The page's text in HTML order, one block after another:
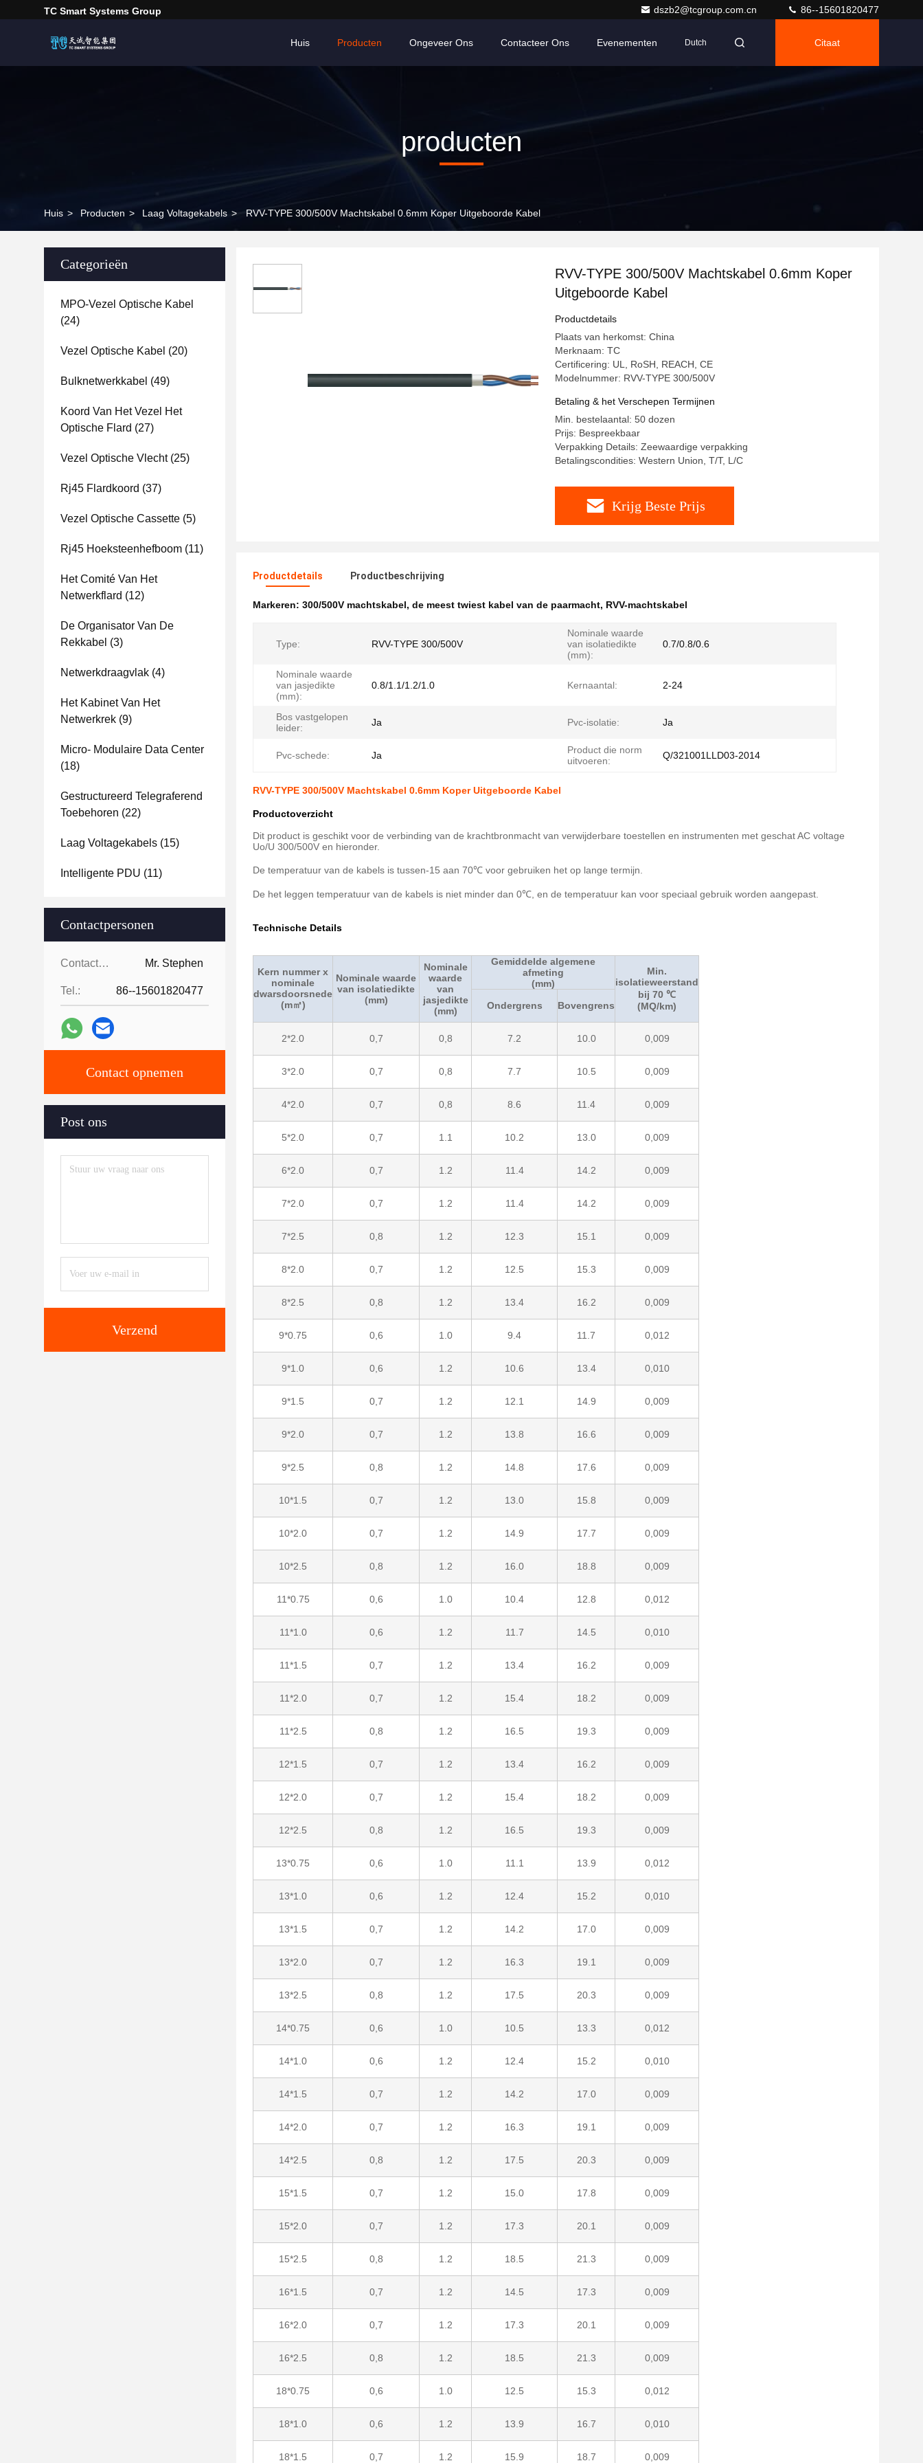
TC Smart Systems Group dszb2@tcgroup.com.cn 86--15601820477
Huis Producten Ongeveer Ons Contacteer Ons Evenementen Dutch Citaat
producten
Huis > Producten > Laag Voltagekabels > RVV-TYPE 300/500V Machtskabel 0.6mm Koper Uitgeboorde Kabel
Categorieën
MPO-Vezel Optische Kabel
(24)
Vezel Optische Kabel (20)
Bulknetwerkkabel (49)
Koord Van Het Vezel Het
Optische Flard (27)
Vezel Optische Vlecht(25)
Rj45 Flardkoord (37)
Vezel Optische Cassette (5)
Rj45 Hoeksteenhefboom (11)
Het Comité Van Het
Netwerkflard (12)
De Organisator Van De
Rekkabel (3)
Netwerkdraagvlak (4)
Het Kabinet Van Het
Netwerkrek (9)
Micro- Modulaire Data Center
(18)
Gestructureerd Telegraferend
Toebehoren (22)
Laag Voltagekabels (15)
Intelligente PDU (11)
Contactpersonen
Contactpersonen: Mr. Stephen
Tel.: 86--15601820477
Contact opnemen
Post ons
Verzend
RVV-TYPE 300/500V Machtskabel 0.6mm Koper
Uitgeboorde Kabel
Productdetails
Plaats van herkomst: China
Merknaam: TC
Certificering: UL, RoSH, REACH, CE
Modelnummer: RVV-TYPE 300/500V
Betaling & het Verschepen Termijnen
Min. bestelaantal: 50 dozen
Prijs: Bespreekbaar
Verpakking Details: Zeewaardige verpakking
Betalingscondities: Western Union, T/T, L/C
Krijg Beste Prijs
Productdetails Productbeschrijving
Markeren: 300/500V machtskabel, de meest twiest kabel van de paarmacht, RVV-machtskabel
Type: RVV-TYPE 300/500V
Nominale waarde
van isolatiedikte
(mm):
0.7/0.8/0.6
Nominale waarde
van jasjedikte
(mm):
0.8/1.1/1.2/1.0 Kernaantal: 2-24
Bos vastgelopen
leider:
Ja Pvc-isolatie: Ja
Pvc-schede: Ja
Product die norm
uitvoeren:
Q/321001LLD03-2014
RVV-TYPE 300/500V Machtskabel 0.6mm Koper Uitgeboorde Kabel
Productoverzicht
Dit product is geschikt voor de verbinding van de krachtbronmacht van verwijderbare toestellen en instrumenten met geschat AC voltage
Uo/U 300/500V en hieronder.
De temperatuur van de kabels is tussen-15 aan 70℃ voor gebruiken het op lange termijn.
De het leggen temperatuur van de kabels is niet minder dan 0℃, en de temperatuur kan voor speciaal gebruik worden aangepast.
Technische Details
Kern nummer x
nominale
dwarsdoorsnede
(m㎡)
Nominale waarde
van isolatiedikte
(mm)
Nominale
waarde
van
jasjedikte
(mm)
Gemiddelde algemene
afmeting
(mm)
Min.
isolatieweerstand
bij 70 ℃
(MQ/km)
Ondergrens Bovengrens
2*2.0 0,7 0,8 7.2 10.0 0,009
3*2.0 0,7 0,8 7.7 10.5 0,009
4*2.0 0,7 0,8 8.6 11.4 0,009
5*2.0 0,7 1.1 10.2 13.0 0,009
6*2.0 0,7 1.2 11.4 14.2 0,009
7*2.0 0,7 1.2 11.4 14.2 0,009
7*2.5 0,8 1.2 12.3 15.1 0,009
8*2.0 0,7 1.2 12.5 15.3 0,009
8*2.5 0,8 1.2 13.4 16.2 0,009
9*0.75 0,6 1.0 9.4 11.7 0,012
9*1.0 0,6 1.2 10.6 13.4 0,010
9*1.5 0,7 1.2 12.1 14.9 0,009
9*2.0 0,7 1.2 13.8 16.6 0,009
9*2.5 0,8 1.2 14.8 17.6 0,009
10*1.5 0,7 1.2 13.0 15.8 0,009
10*2.0 0,7 1.2 14.9 17.7 0,009
10*2.5 0,8 1.2 16.0 18.8 0,009
11*0.75 0,6 1.0 10.4 12.8 0,012
11*1.0 0,6 1.2 11.7 14.5 0,010
11*1.5 0,7 1.2 13.4 16.2 0,009
11*2.0 0,7 1.2 15.4 18.2 0,009
11*2.5 0,8 1.2 16.5 19.3 0,009
12*1.5 0,7 1.2 13.4 16.2 0,009
12*2.0 0,7 1.2 15.4 18.2 0,009
12*2.5 0,8 1.2 16.5 19.3 0,009
13*0.75 0,6 1.0 11.1 13.9 0,012
13*1.0 0,6 1.2 12.4 15.2 0,010
13*1.5 0,7 1.2 14.2 17.0 0,009
13*2.0 0,7 1.2 16.3 19.1 0,009
13*2.5 0,8 1.2 17.5 20.3 0,009
14*0.75 0,6 1.0 10.5 13.3 0,012
14*1.0 0,6 1.2 12.4 15.2 0,010
14*1.5 0,7 1.2 14.2 17.0 0,009
14*2.0 0,7 1.2 16.3 19.1 0,009
14*2.5 0,8 1.2 17.5 20.3 0,009
15*1.5 0,7 1.2 15.0 17.8 0,009
15*2.0 0,7 1.2 17.3 20.1 0,009
15*2.5 0,8 1.2 18.5 21.3 0,009
16*1.5 0,7 1.2 14.5 17.3 0,009
16*2.0 0,7 1.2 17.3 20.1 0,009
16*2.5 0,8 1.2 18.5 21.3 0,009
18*0.75 0,6 1.0 12.5 15.3 0,012
18*1.0 0,6 1.2 13.9 16.7 0,010
18*1.5 0,7 1.2 15.9 18.7 0,009